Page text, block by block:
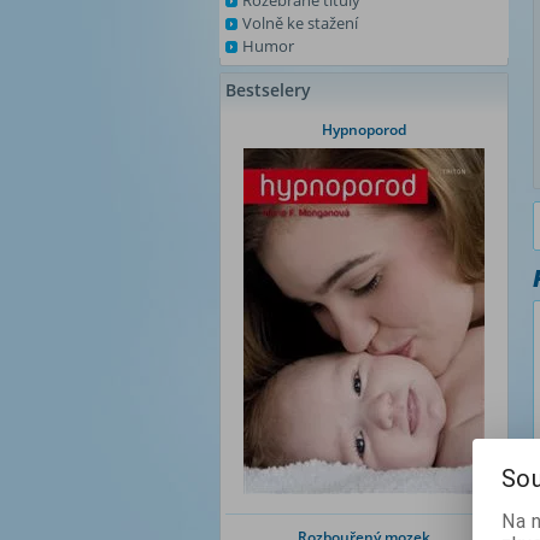
Volně ke stažení
Humor
Bestselery
Hypnoporod
Na